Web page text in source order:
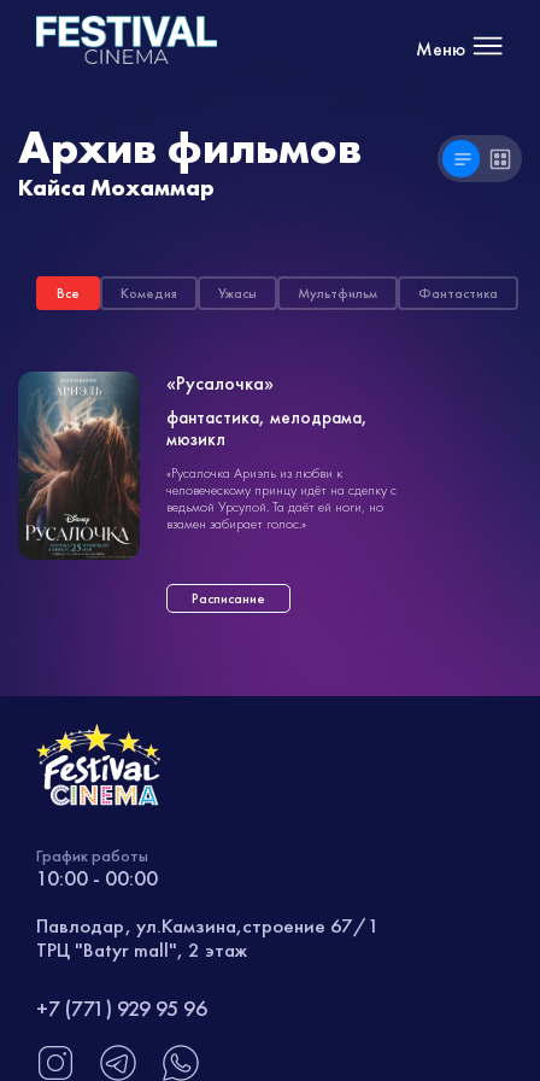
Меню
Архив фильмов
Кайса Мохаммар
Все Комедия Ужасы Мультфильм Фантастика
фантастика
2ч. 15мин.
6+
«Русалочка»
фантастика, мелодрама,
мюзикл
«Русалочка Ариэль из любви к
человеческому принцу идёт на сделку с
ведьмой Урсулой. Та даёт ей ноги, но
взамен забирает голос.»
Расписание
График работы
10:00 - 00:00
Павлодар, ул.Камзина,строение 67/1
ТРЦ "Batyr mall", 2 этаж
+7 (771) 929 95 96